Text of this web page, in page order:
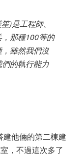
)是工程師、
那種100等的
雖然我們沒
的執行能力
他倆的第二棟建
，不過這次多了